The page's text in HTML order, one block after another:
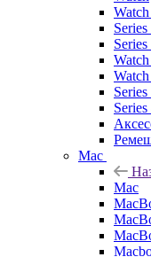
Series
Mac
Mac